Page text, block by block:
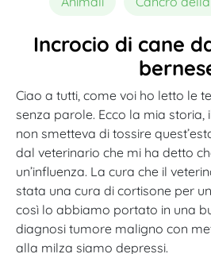
Incrocio di cane
Ciao a tutti, come voi ho letto le
senza parole. Ecco la mia storia,
non smetteva di tossire
dal veterinario che mi ha detto
un’influenza. La cura che il
stata una cura di cortisone per
così lo abbiamo portato in una
diagnosi tumore maligno con
alla milza siamo depressi.